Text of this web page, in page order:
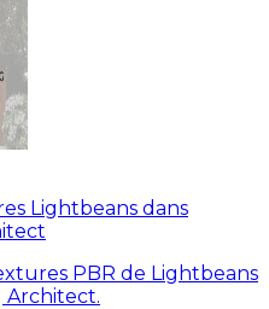
Lightbeans dans
PBR de Lightbeans
Architect.